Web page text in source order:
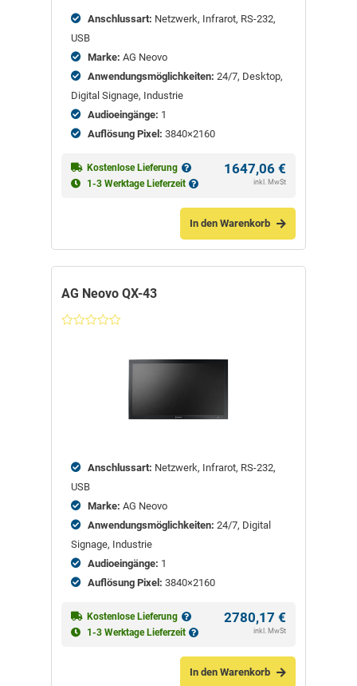
Anschlussart: Netzwerk, Infrarot, RS-232,
USB
Marke: AG Neovo
Anwendungsmöglichkeiten: 24/7, Desktop,
Digital Signage, Industrie
Audioeingänge: 1
Auflösung Pixel: 3840×2160
Kostenlose Lieferung
1-3 Werktage Lieferzeit
1647,06 €
inkl. MwSt
In den Warenkorb
AG Neovo QX-43
Anschlussart: Netzwerk, Infrarot, RS-232,
USB
Marke: AG Neovo
Anwendungsmöglichkeiten: 24/7, Digital
Signage, Industrie
Audioeingänge: 1
Auflösung Pixel: 3840×2160
Kostenlose Lieferung
1-3 Werktage Lieferzeit
2780,17 €
inkl. MwSt
In den Warenkorb